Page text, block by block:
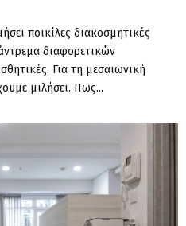
ποικίλες διακοσμητικές
διαφορετικών
Για τη μεσαιωνική
μιλήσει. Πως...